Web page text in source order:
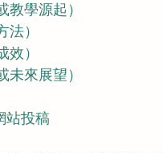
教學源起）
）
）
未來展望）
站投稿